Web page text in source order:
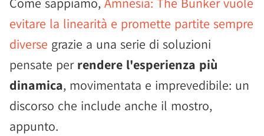
evitare la linearità e promette partite sempre
diverse grazie a una serie di soluzioni
pensate per rendere l'esperienza più
dinamica, movimentata e imprevedibile: un
discorso che include anche il mostro,
appunto.